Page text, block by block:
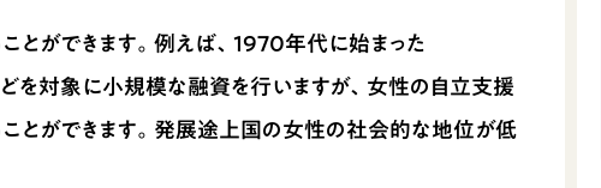
とができます。例えば、1970年代に始まった
を対象に小規模な融資を行いますが、女性の自立支援
とができます。発展途上国の女性の社会的な地位が低